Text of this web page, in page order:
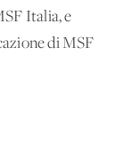
Italia, e
di MSF